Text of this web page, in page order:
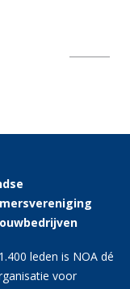
leden is NOA dé
voor